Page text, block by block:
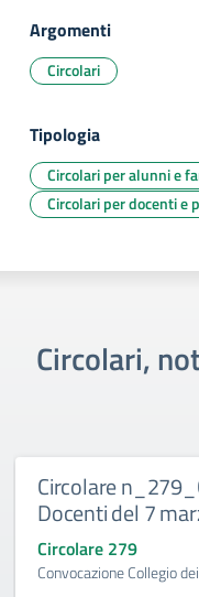
Argomenti
Circolari
Tipologia
Circolari per alunni e
Circolari per docenti e
Circolari,
Circolare
Docenti del 7
Circolare 279
Convocazione Collegio